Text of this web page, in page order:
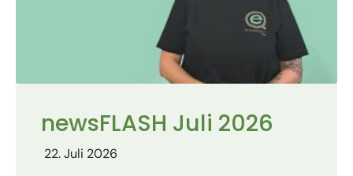
newsFLASH Juli 2026
22. Juli 2026